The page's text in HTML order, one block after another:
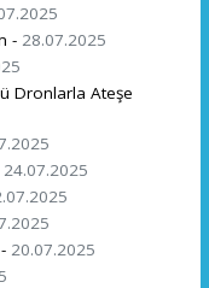
- 28.07.2025
Dronlarla Ateşe
24.07.2025
20.07.2025